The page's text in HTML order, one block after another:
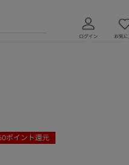
ポイント還元